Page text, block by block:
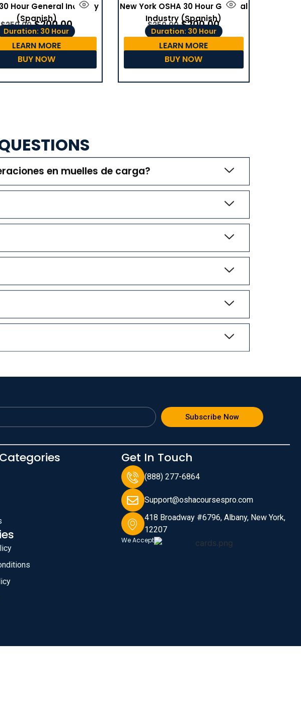
Hour General Industry
(Spanish)
$250.00 $200.00
Duration: 30 Hour
LEARN MORE
BUY NOW
New York OSHA 30 Hour General
Industry (Spanish)
$250.00 $200.00
Duration: 30 Hour
LEARN MORE
BUY NOW
en muelles de carga?
Subscribe Now
Get In Touch
(888) 277-6864
Support@oshacoursespro.com
418 Broadway #6796, Albany, New York,
12207
We Accept